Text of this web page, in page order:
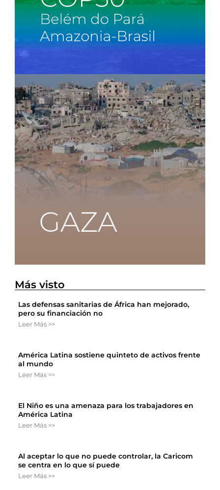
Más visto
Las defensas sanitarias de África han mejorado,
pero su financiación no
Leer Más >>
América Latina sostiene quinteto de activos frente
al mundo
Leer Más >>
El Niño es una amenaza para los trabajadores en
América Latina
Leer Más >>
Al aceptar lo que no puede controlar, la Caricom
se centra en lo que sí puede
Leer Más >>